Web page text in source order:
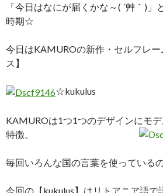
「今日はなにが届くかな～( ´艸｀)
時期☆
今日はKAMUROの新作・セルフレ
ス】
☆kukulus
KAMUROは1つ1つのデザインにモ
特徴。
毎回いろんな国の言葉を使っているの
今回の【kukulus】はリトアニア語で